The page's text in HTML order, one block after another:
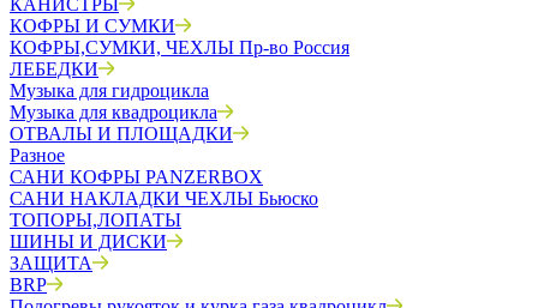
КАНИСТРЫ
КОФРЫ И СУМКИ
КОФРЫ,СУМКИ, ЧЕХЛЫ Пр-во Россия
ЛЕБЕДКИ
Музыка для гидроцикла
Музыка для квадроцикла
ОТВАЛЫ И ПЛОЩАДКИ
Разное
САНИ КОФРЫ PANZERBOX
САНИ НАКЛАДКИ ЧЕХЛЫ Бьюско
ТОПОРЫ,ЛОПАТЫ
ШИНЫ И ДИСКИ
ЗАЩИТА
BRP